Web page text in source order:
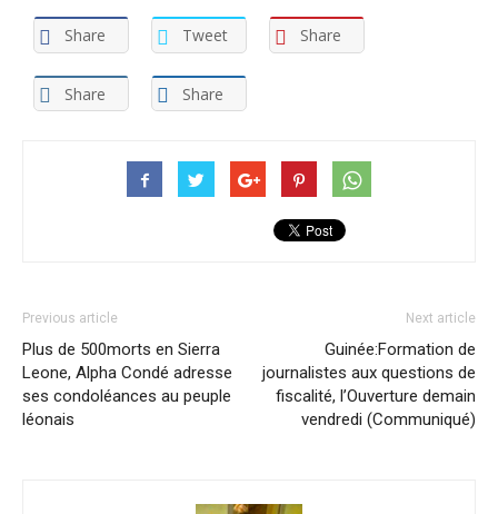
Share Tweet Share
Share Share
Previous article
Plus de 500morts en Sierra
Leone, Alpha Condé adresse
ses condoléances au peuple
léonais
Next article
Guinée:Formation de
journalistes aux questions de
fiscalité, l’Ouverture demain
vendredi (Communiqué)